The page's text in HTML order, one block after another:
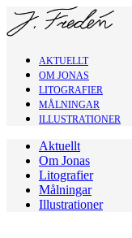
AKTUELLT
OM JONAS
LITOGRAFIER
MÅLNINGAR
ILLUSTRATIONER
Aktuellt
Om Jonas
Litografier
Målningar
Illustrationer